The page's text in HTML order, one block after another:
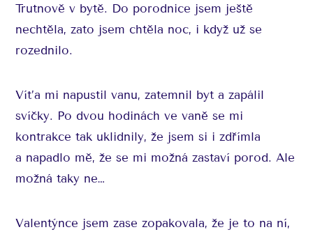
Trutnově v bytě. Do porodnice jsem ještě
nechtěla, zato jsem chtěla noc, i když už se
rozednilo.
Víťa mi napustil vanu, zatemnil byt a zapálil
svíčky. Po dvou hodinách ve vaně se mi
kontrakce tak uklidnily, že jsem si i zdřímla
a napadlo mě, že se mi možná zastaví porod. Ale
možná taky ne…
Valentýnce jsem zase zopakovala, že je to na ní,